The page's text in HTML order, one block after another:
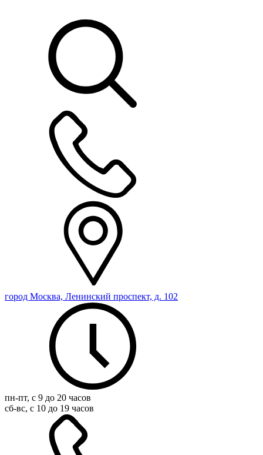
город Москва, Ленинский проспект, д. 102
пн-пт, с 9 до 20 часов
сб-вс, с 10 до 19 часов